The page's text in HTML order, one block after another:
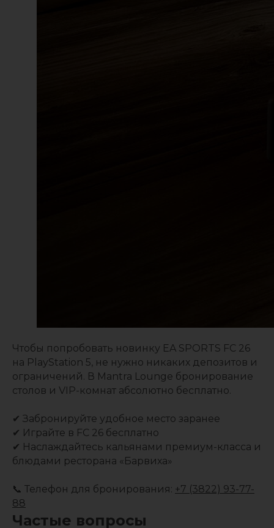
Чтобы попробовать новинку EA SPORTS FC 26
на PlayStation 5, не нужно никаких депозитов и
ограничений. В Mantra Lounge бронирование
столов и VIP-комнат абсолютно бесплатно.
✔ Забронируйте удобное место заранее
✔ Играйте в FC 26 бесплатно
✔ Наслаждайтесь кальянами премиум-класса и
блюдами ресторана «Барвиха»
📞 Телефон для бронирования: +7 (3822) 93-77-
88
Частые вопросы